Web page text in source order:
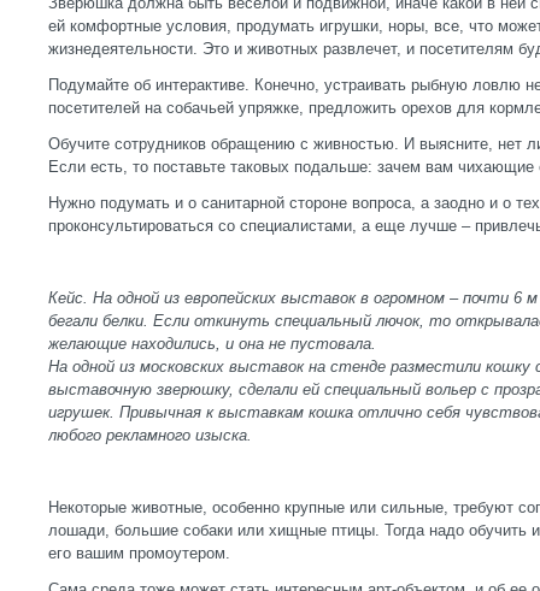
ей комфортные условия, продумать игрушки, норы, все, что
жизнедеятельности. Это и животных развлечет, и посетителям
Подумайте об интерактиве. Конечно, устраивать рыбную ловлю
посетителей на собачьей упряжке, предложить орехов для
Обучите сотрудников обращению с живностью. И выясните, нет
Если есть, то поставьте таковых подальше: зачем вам чихающие
Нужно подумать и о санитарной стороне вопроса, а заодно и о
проконсультироваться со специалистами, а еще лучше –
Кейс. На одной из европейских выставок в огромном – почти 6
бегали белки. Если откинуть специальный лючок, то
желающие находились, и она не пустовала.
На одной из московских выставок на стенде разместили
выставочную зверюшку, сделали ей специальный вольер с
игрушек. Привычная к выставкам кошка отлично себя
любого рекламного изыска.
Некоторые животные, особенно крупные или сильные, требуют
лошади, большие собаки или хищные птицы. Тогда надо обучить
его вашим промоутером.